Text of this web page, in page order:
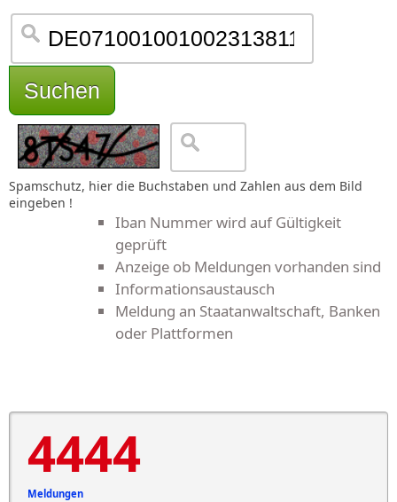
Suchen
Spamschutz, hier die Buchstaben und Zahlen aus dem Bild
eingeben !
Iban Nummer wird auf Gültigkeit
geprüft
Anzeige ob Meldungen vorhanden sind
Informationsaustausch
Meldung an Staatanwaltschaft, Banken
oder Plattformen
4444
Meldungen